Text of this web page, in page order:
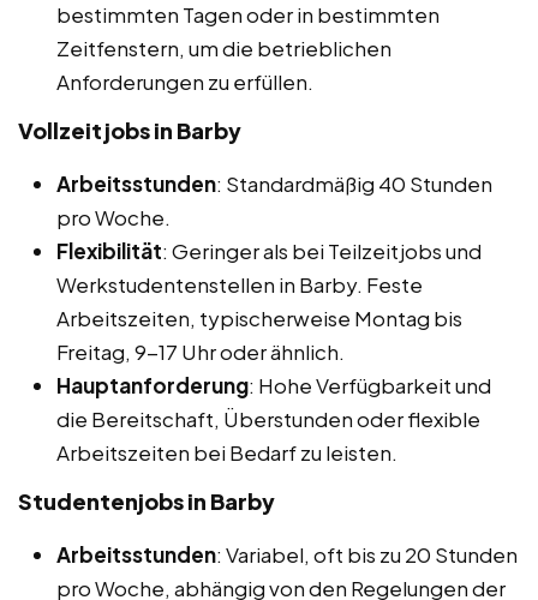
bestimmten Tagen oder in bestimmten
Zeitfenstern, um die betrieblichen
Anforderungen zu erfüllen.
Vollzeitjobs in Barby
Arbeitsstunden: Standardmäßig 40 Stunden
pro Woche.
Flexibilität: Geringer als bei Teilzeitjobs und
Werkstudentenstellen in Barby. Feste
Arbeitszeiten, typischerweise Montag bis
Freitag, 9-17 Uhr oder ähnlich.
Hauptanforderung: Hohe Verfügbarkeit und
die Bereitschaft, Überstunden oder flexible
Arbeitszeiten bei Bedarf zu leisten.
Studentenjobs in Barby
Arbeitsstunden: Variabel, oft bis zu 20 Stunden
pro Woche, abhängig von den Regelungen der